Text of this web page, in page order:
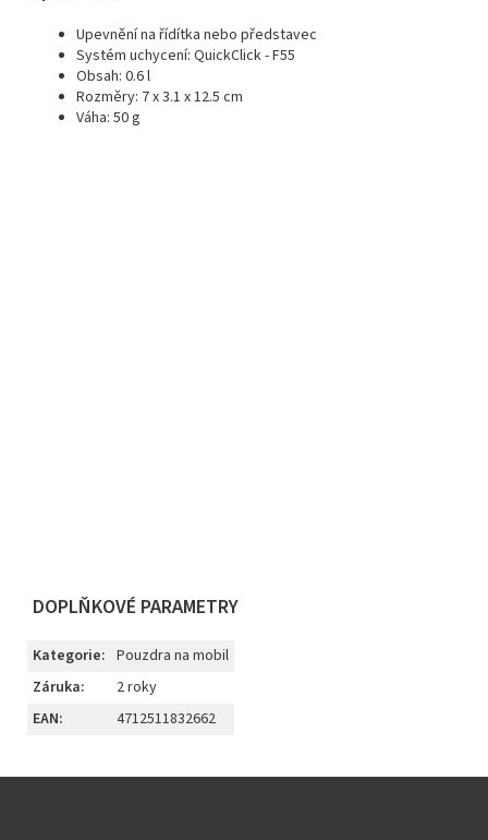
Upevnění na řídítka nebo představec
Systém uchycení: QuickClick - F55
Obsah: 0.6 l
Rozměry: 7 x 3.1 x 12.5 cm
Váha: 50 g
DOPLŇKOVÉ PARAMETRY
Kategorie: Pouzdra na mobil
Záruka:
2 roky
EAN: 4712511832662
Z